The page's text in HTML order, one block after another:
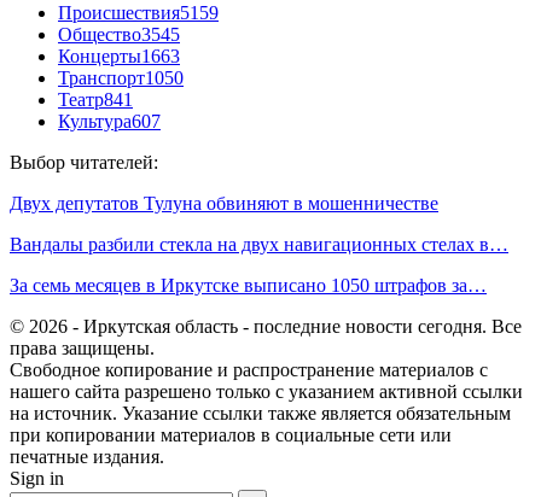
Происшествия5159
Общество3545
Концерты1663
Транспорт1050
Театр841
Культура607
Выбор читателей:
Двух депутатов Тулуна обвиняют в мошенничестве
Вандалы разбили стекла на двух навигационных стелах в…
За семь месяцев в Иркутске выписано 1050 штрафов за…
© 2026 - Иркутская область - последние новости сегодня. Все
права защищены.
Свободное копирование и распространение материалов с
нашего сайта разрешено только с указанием активной ссылки
на источник. Указание ссылки также является обязательным
при копировании материалов в социальные сети или
печатные издания.
Sign in